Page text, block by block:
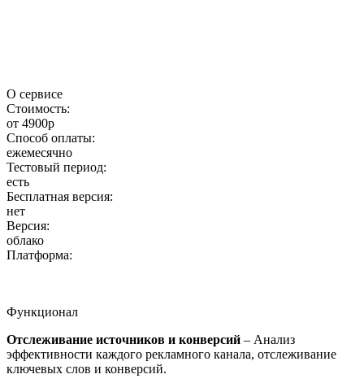
О сервисе
Стоимость:
от 4900р
Способ оплаты:
ежемесячно
Тестовый период:
есть
Бесплатная версия:
нет
Версия:
облако
Платформа:
Функционал
Отслеживание источников и конверсий – Анализ
эффективности каждого рекламного канала, отслеживание
ключевых слов и конверсий.